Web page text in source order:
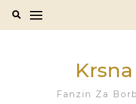
Fanzin Za